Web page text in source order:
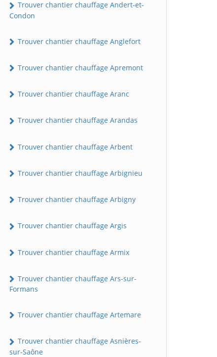
Trouver chantier chauffage Andert-et-
Condon
Trouver chantier chauffage Anglefort
Trouver chantier chauffage Apremont
Trouver chantier chauffage Aranc
Trouver chantier chauffage Arandas
Trouver chantier chauffage Arbent
Trouver chantier chauffage Arbignieu
Trouver chantier chauffage Arbigny
Trouver chantier chauffage Argis
Trouver chantier chauffage Armix
Trouver chantier chauffage Ars-sur-
Formans
Trouver chantier chauffage Artemare
Trouver chantier chauffage Asnières-
sur-Saône